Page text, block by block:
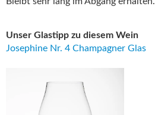
Unser Glastipp zu diesem Wein
Josephine Nr. 4 Champagner Glas